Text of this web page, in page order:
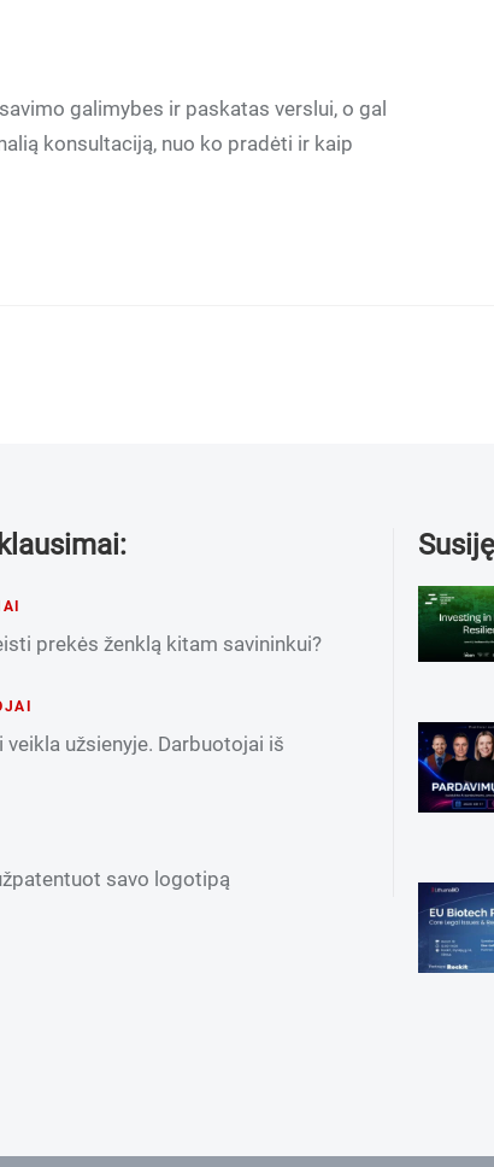
galimybes ir paskatas verslui, o gal
konsultaciją, nuo ko pradėti ir kaip
prekės ženklą kitam savininkui?
veikla užsienyje. Darbuotojai iš
savo logotipą